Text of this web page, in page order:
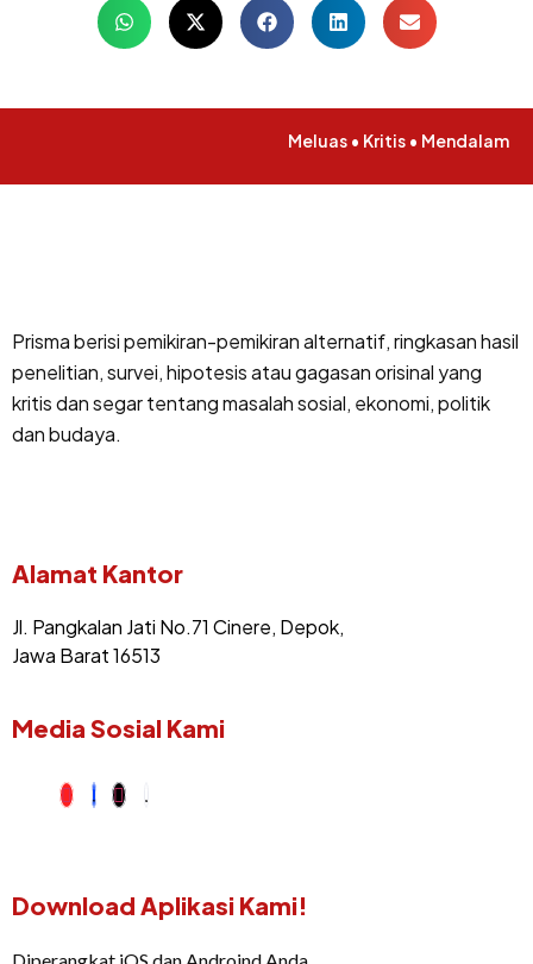
Meluas • Kritis • Mendalam
Prisma berisi pemikiran-pemikiran alternatif, ringkasan hasil
penelitian, survei, hipotesis atau gagasan orisinal yang
kritis dan segar tentang masalah sosial, ekonomi, politik
dan budaya.
Alamat Kantor
Jl. Pangkalan Jati No.71 Cinere, Depok,
Jawa Barat 16513
Media Sosial Kami
Download Aplikasi Kami!